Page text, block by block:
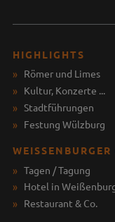
HIGHLIGHTS
Römer und Limes
Kultur, Konzerte ...
Stadtführungen
Festung Wülzburg
WEISSENBURGER
Tagen / Tagung
Hotel in
Restaurant & Co.